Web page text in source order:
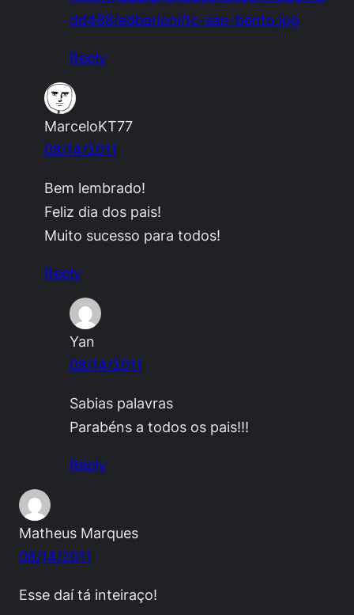
dd488/edbarioni/tc-sao-bento.jpg
Reply
MarceloKT77
08/14/2011
Bem lembrado!
Feliz dia dos pais!
Muito sucesso para todos!
Reply
Yan
08/14/2011
Sabias palavras
Parabéns a todos os pais!!!
Reply
Matheus Marques
08/14/2011
Esse daí tá inteiraço!